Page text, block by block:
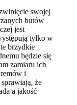
swojej
butów
jest
tylko w
brzydkie
będzie się
zamiaru ich
i
że
a jakość